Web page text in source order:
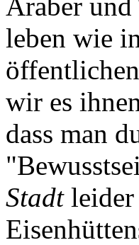
leben wie
wir es
dass man
Stadtleider